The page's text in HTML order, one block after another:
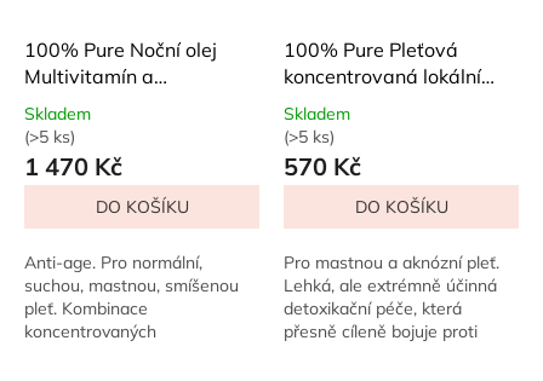
100% Pure Noční olej
Multivitamín a
antioxidanty 30 ml
Průměrné
hodnocení
produktu
5,0
z
5
hvězdiček.
Skladem
(>5 ks)
1 470 Kč
DO KOŠÍKU
Anti-age. Pro normální,
suchou, mastnou, smíšenou
pleť. Kombinace
koncentrovaných
100% Pure Pleťová
koncentrovaná lokální
péče Tea Tree 10 ml
Průměrné
hodnocení
produktu
5,0
z
5
hvězdiček.
Skladem
(>5 ks)
570 Kč
DO KOŠÍKU
Pro mastnou a aknózní pleť.
Lehká, ale extrémně účinná
detoxikační péče, která
přesně cíleně bojuje proti